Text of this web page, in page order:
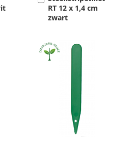
RT 12 x 1,4 cm
zwart